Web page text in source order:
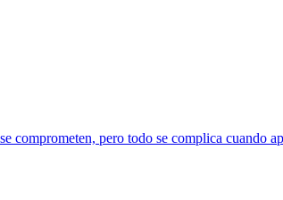
comprometen, pero todo se complica cuando